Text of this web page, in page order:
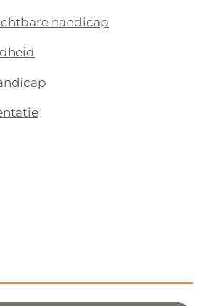
handicap